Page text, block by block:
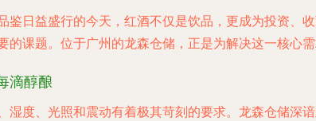
鉴日益盛行的今天，红酒不仅是饮品，更成为投资、
的课题。位于广州的龙森仓储，正是为解决这一核心
滴醇酿
湿度、光照和震动有着极其苛刻的要求。龙森仓储